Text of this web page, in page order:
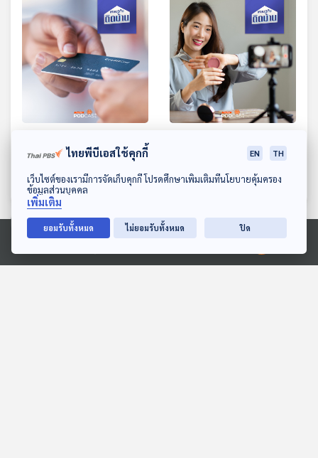
ดาวน์โหลด Thai PBS Podcast Application
Ⓒ 2020 องค์การกระจายเสียงและแพร่ภาพสาธารณะแห่งประเทศไทย
ยังวางใจในการใช้งานหรือไม่
เศรษฐกิจติดบ้าน
ทำไมต้องใช้อินฟลูเอนเซอร์
เศรษฐกิจติดบ้าน
ตอนที่เกี่ยวข้อง
ไทยพีบีเอสใช้คุกกี้ EN TH
เว็บไซต์ของเรามีการจัดเก็บคุกกี้ โปรดศึกษาเพิ่มเติมที่นโยบายคุ้มครอง
ข้อมูลส่วนบุคคล
เพิ่มเติม
ยอมรับทั้งหมด ไม่ยอมรับทั้งหมด ปิด